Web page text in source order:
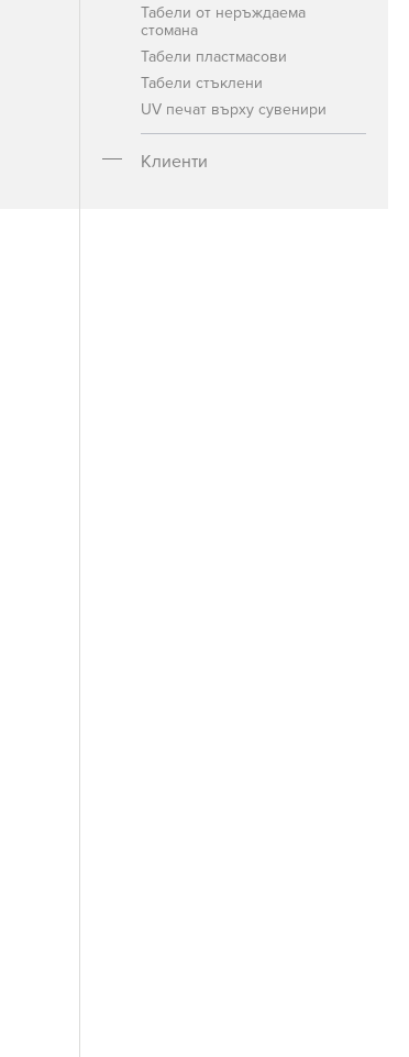
Табели от неръждаема
стомана
Табели пластмасови
Табели стъклени
UV печат върху сувенири
Клиенти